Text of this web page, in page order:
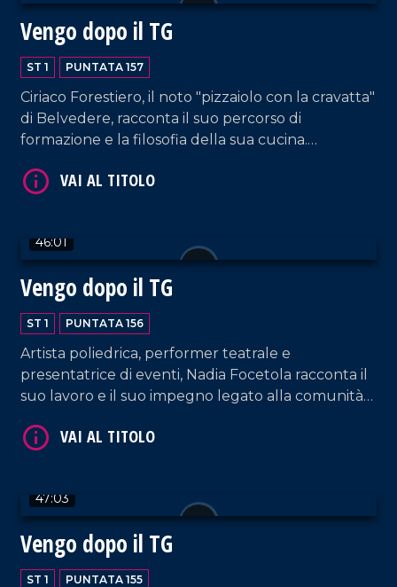
Vengo dopo il TG
ST 1 PUNTATA 157
Ciriaco Forestiero, il noto "pizzaiolo con la cravatta"
di Belvedere, racconta il suo percorso di
formazione e la filosofia della sua cucina.
volta erudendoci sui bandi di terzo settore.
46:01
Vengo dopo il TG
ST 1 PUNTATA 156
Artista poliedrica, performer teatrale e
presentatrice di eventi, Nadia Focetola racconta il
suo lavoro e il suo impegno legato alla comunità
47:03
Vengo dopo il TG
ST 1 PUNTATA 155
VAI AL TITOLO
VAI AL TITOLO